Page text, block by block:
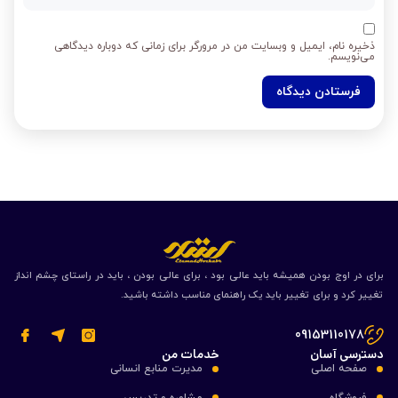
ذخیره نام، ایمیل و وبسایت من در مرورگر برای زمانی که دوباره دیدگاهی
می‌نویسم.
برای در اوج بودن همیشه باید عالی بود ، برای عالی بودن ، باید در راستای چشم انداز
تغییر کرد و برای تغییر باید یک راهنمای مناسب داشته باشید.
09153110178
دسترسی آسان
صفحه اصلی
خدمات من
مدیرت منابع انسانی